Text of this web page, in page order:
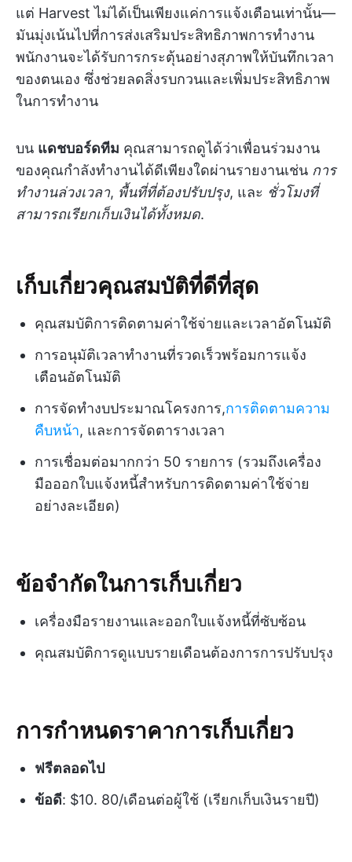
แต่ Harvest ไม่ได้เป็นเพียงแค่การแจ้งเตือนเท่านั้น—
มันมุ่งเน้นไปที่การส่งเสริมประสิทธิภาพการทำงาน
พนักงานจะได้รับการกระตุ้นอย่างสุภาพให้บันทึกเวลา
ของตนเอง ซึ่งช่วยลดสิ่งรบกวนและเพิ่มประสิทธิภาพ
ในการทำงาน
บน แดชบอร์ดทีม คุณสามารถดูได้ว่าเพื่อนร่วมงาน
ของคุณกำลังทำงานได้ดีเพียงใดผ่านรายงานเช่น การ
ทำงานล่วงเวลา, พื้นที่ที่ต้องปรับปรุง, และ ชั่วโมงที่
สามารถเรียกเก็บเงินได้ทั้งหมด.
เก็บเกี่ยวคุณสมบัติที่ดีที่สุด
คุณสมบัติการติดตามค่าใช้จ่ายและเวลาอัตโนมัติ
การอนุมัติเวลาทำงานที่รวดเร็วพร้อมการแจ้ง
เตือนอัตโนมัติ
การจัดทำงบประมาณโครงการ,การติดตามความ
คืบหน้า, และการจัดตารางเวลา
การเชื่อมต่อมากกว่า 50 รายการ (รวมถึงเครื่อง
มือออกใบแจ้งหนี้สำหรับการติดตามค่าใช้จ่าย
อย่างละเอียด)
ข้อจำกัดในการเก็บเกี่ยว
เครื่องมือรายงานและออกใบแจ้งหนี้ที่ซับซ้อน
คุณสมบัติการดูแบบรายเดือนต้องการการปรับปรุง
การกำหนดราคาการเก็บเกี่ยว
ฟรีตลอดไป
ข้อดี: $10. 80/เดือนต่อผู้ใช้ (เรียกเก็บเงินรายปี)